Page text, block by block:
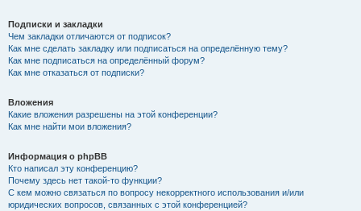
Подписки и закладки
Чем закладки отличаются от подписок?
Как мне сделать закладку или подписаться на определённую тему?
Как мне подписаться на определённый форум?
Как мне отказаться от подписки?
Вложения
Какие вложения разрешены на этой конференции?
Как мне найти мои вложения?
Информация о phpBB
Кто написал эту конференцию?
Почему здесь нет такой-то функции?
С кем можно связаться по вопросу некорректного использования и/или
юридических вопросов, связанных с этой конференцией?